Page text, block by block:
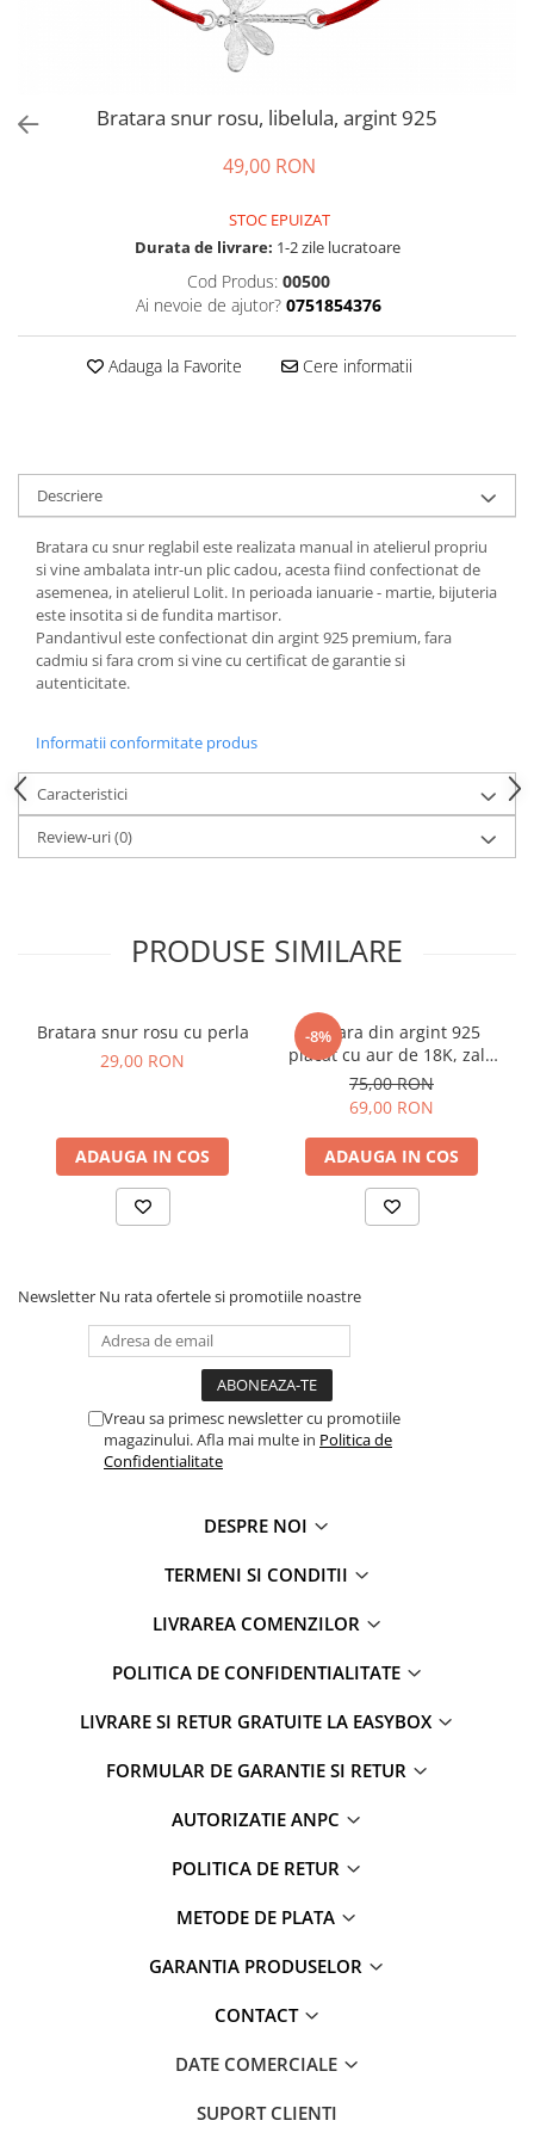
Bratara snur rosu, libelula, argint 925
49,00 RON
STOC EPUIZAT
Durata de livrare: 1-2 zile lucratoare
Cod Produs: 00500
Ai nevoie de ajutor? 0751854376
Adauga la Favorite Cere informatii
Descriere
Bratara cu snur reglabil este realizata manual in atelierul propriu
si vine ambalata intr-un plic cadou, acesta fiind confectionat de
asemenea, in atelierul Lolit. In perioada ianuarie - martie, bijuteria
este insotita si de fundita martisor.
Pandantivul este confectionat din argint 925 premium, fara
cadmiu si fara crom si vine cu certificat de garantie si
autenticitate.
Informatii conformitate produs
Caracteristici
Review-uri(0)
PRODUSE SIMILARE
Bratara snur rosu cu perla
29,00 RON
ADAUGA IN COS
-8%
Bratara din argint 925
placat cu aur de 18K, zale
in forma de inimioare, 19
cm
75,00 RON
69,00 RON
ADAUGA IN COS
Newsletter Nu rata ofertele si promotiile noastre
Vreau sa primesc newsletter cu promotiile
magazinului. Afla mai multe in Politica de
Confidentialitate
DESPRE NOI
TERMENI SI CONDITII
LIVRAREA COMENZILOR
POLITICA DE CONFIDENTIALITATE
LIVRARE SI RETUR GRATUITE LA EASYBOX
FORMULAR DE GARANTIE SI RETUR
AUTORIZATIE ANPC
POLITICA DE RETUR
METODE DE PLATA
GARANTIA PRODUSELOR
CONTACT
DATE COMERCIALE
SUPORT CLIENTI